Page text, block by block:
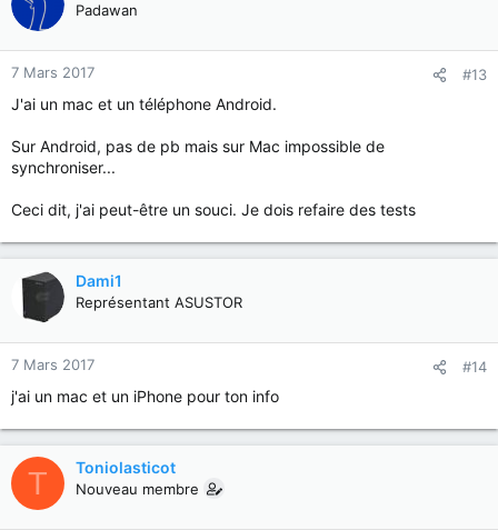
Padawan
7 Mars 2017 #13
J'ai un mac et un téléphone Android.
Sur Android, pas de pb mais sur Mac impossible de
synchroniser...
Ceci dit, j'ai peut-être un souci. Je dois refaire des tests
Dami1
Représentant ASUSTOR
7 Mars 2017 #14
j'ai un mac et un iPhone pour ton info
T Toniolasticot
Nouveau membre